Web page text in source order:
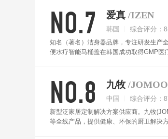
冲洗范围，搭配混气技术减少水流冲击力
NO.7 爱真 /IZEN
韩国 综合评分：
知名（著名）洁身器品牌，专注研发生产
便水疗智能马桶盖在韩国成功取得GMP
NO.8 九牧 /JOMOO
中国 综合评分：
新型泛家居定制解决方案供应商。九牧
等全线产品，提供健康、环保的厨卫解决